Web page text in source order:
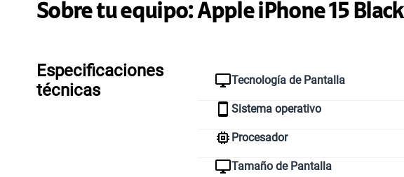
Sobre tu equipo:Apple iPhone 15 Black
Especificaciones
técnicas
Tecnología de Pantalla
Sistema operativo
Procesador
Tamaño de Pantalla